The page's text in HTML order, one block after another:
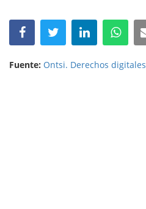
Fuente: Ontsi. Derechos digitales